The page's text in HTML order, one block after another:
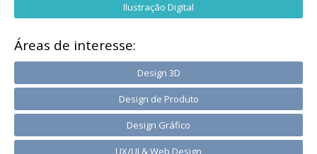
Ilustração Digital
Áreas de interesse:
Design 3D
Design de Produto
Design Gráfico
UX/UI & Web Design